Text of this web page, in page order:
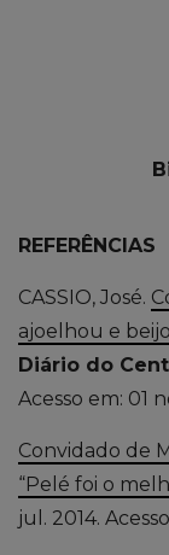
REFERÊNCIAS
CASSIO, José.
ajoelhou e
Diário do
Acesso em: 01
Convidado de
“Pelé foi o
jul. 2014.